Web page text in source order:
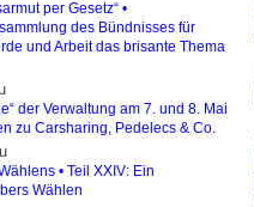
per Gesetz“ •
des Bündnisses für
und Arbeit das brisante Thema
der Verwaltung am 7. und 8. Mai
zu Carsharing, Pedelecs & Co.
• Teil XXIV: Ein
Wählen